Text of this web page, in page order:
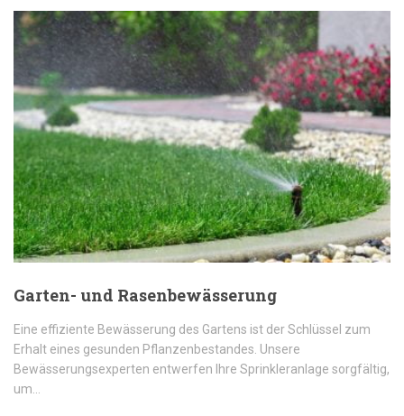
Garten- und Rasenbewässerung
Eine effiziente Bewässerung des Gartens ist der Schlüssel zum
Erhalt eines gesunden Pflanzenbestandes. Unsere
Bewässerungsexperten entwerfen Ihre Sprinkleranlage sorgfältig,
um…